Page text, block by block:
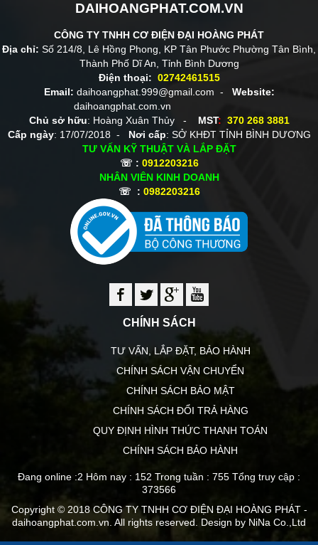
DAIHOANGPHAT.COM.VN
CÔNG TY TNHH CƠ ĐIỆN ĐẠI HOÀNG PHÁT
Địa chỉ: Số 214/8, Lê Hồng Phong, KP Tân Phước Phường Tân Bình,
Thành Phố Dĩ An, Tỉnh Bình Dương
Điện thoại: 02742461515
Email: daihoangphat.999@gmail.com - Website:
daihoangphat.com.vn
Chủ sở hữu: Hoàng Xuân Thủy - MST: 370 268 3881
Cấp ngày: 17/07/2018 - Nơi cấp: SỞ KHĐT TỈNH BÌNH DƯƠNG
TƯ VẤN KỸ THUẬT VÀ LẮP ĐẶT
☏ : 0912203216
NHÂN VIÊN KINH DOANH
☏ : 0982203216
CHÍNH SÁCH
TƯ VẤN, LẮP ĐẶT, BẢO HÀNH
CHÍNH SÁCH VẬN CHUYỂN
CHÍNH SÁCH BẢO MẬT
CHÍNH SÁCH ĐỔI TRẢ HÀNG
QUY ĐỊNH HÌNH THỨC THANH TOÁN
CHÍNH SÁCH BẢO HÀNH
Đang online :2 Hôm nay : 152 Trong tuần : 755 Tổng truy cập :
373566
Copyright © 2018 CÔNG TY TNHH CƠ ĐIỆN ĐẠI HOÀNG PHÁT -
daihoangphat.com.vn. All rights reserved. Design by NiNa Co.,Ltd